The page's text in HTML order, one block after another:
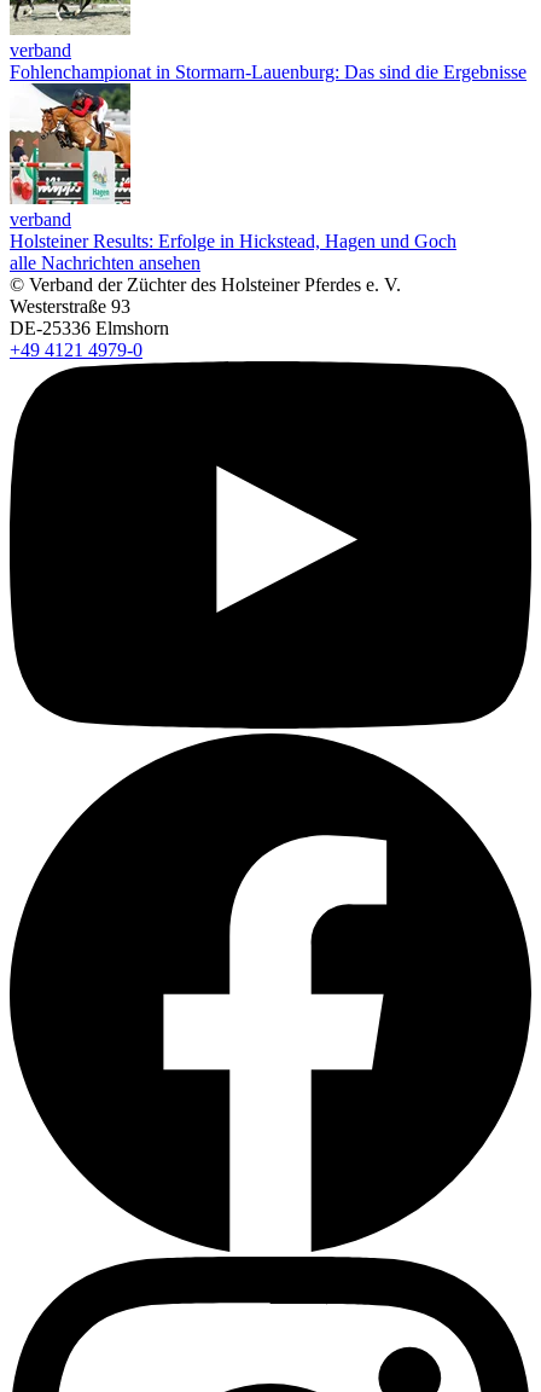
verband
Fohlenchampionat in Stormarn-Lauenburg: Das sind die Ergebnisse
verband
Holsteiner Results: Erfolge in Hickstead, Hagen und Goch
alle Nachrichten ansehen
© Verband der Züchter des Holsteiner Pferdes e. V.
Westerstraße 93
DE-25336 Elmshorn
+49 4121 4979-0